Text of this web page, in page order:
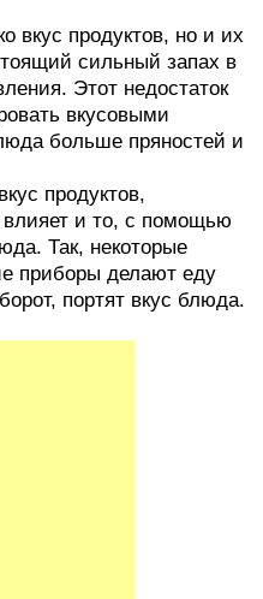
вкус продуктов, но и их
сильный запах в
Этот недостаток
вкусовыми
больше пряностей и
продуктов,
влияет и то, с помощью
Так, некоторые
приборы делают еду
портят вкус блюда.